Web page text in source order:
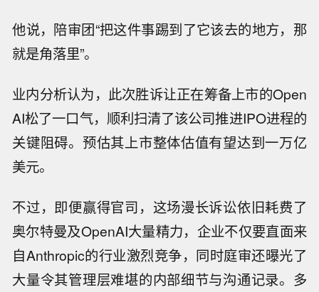
他说，陪审团“把这件事踢到了它该去的地方，那
就是角落里”。
业内分析认为，此次胜诉让正在筹备上市的Open
AI松了一口气，顺利扫清了该公司推进IPO进程的
关键阻碍。预估其上市整体估值有望达到一万亿
美元。
不过，即便赢得官司，这场漫长诉讼依旧耗费了
奥尔特曼及OpenAI大量精力，企业不仅要直面来
自Anthropic的行业激烈竞争，同时庭审还曝光了
大量令其管理层难堪的内部细节与沟通记录。多